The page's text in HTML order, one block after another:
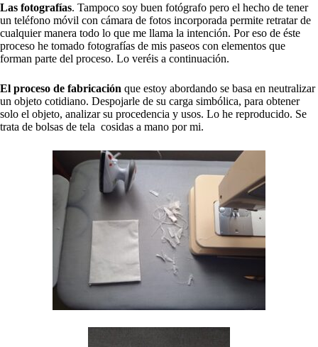
Las fotografías. Tampoco soy buen fotógrafo pero el hecho de tener
un teléfono móvil con cámara de fotos incorporada permite retratar de
cualquier manera todo lo que me llama la intención. Por eso de éste
proceso he tomado fotografías de mis paseos con elementos que
forman parte del proceso. Lo veréis a continuación.
El proceso de fabricación que estoy abordando se basa en neutralizar
un objeto cotidiano. Despojarle de su carga simbólica, para obtener
solo el objeto, analizar su procedencia y usos. Lo he reproducido. Se
trata de bolsas de tela cosidas a mano por mi.